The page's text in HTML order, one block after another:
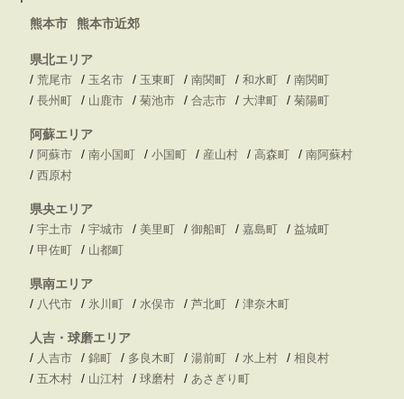
熊本市 熊本市近郊
県北エリア
/ 荒尾市 / 玉名市 / 玉東町 / 南関町 / 和水町 / 南関町
/ 長州町 / 山鹿市 / 菊池市 / 合志市 / 大津町 / 菊陽町
阿蘇エリア
/ 阿蘇市 / 南小国町 / 小国町 / 産山村 / 高森町 / 南阿蘇村
/ 西原村
県央エリア
/ 宇土市 / 宇城市 / 美里町 / 御船町 / 嘉島町 / 益城町
/ 甲佐町 / 山都町
県南エリア
/ 八代市 / 氷川町 / 水俣市 / 芦北町 / 津奈木町
人吉・球磨エリア
/ 人吉市 / 錦町 / 多良木町 / 湯前町 / 水上村 / 相良村
/ 五木村 / 山江村 / 球磨村 / あさぎり町